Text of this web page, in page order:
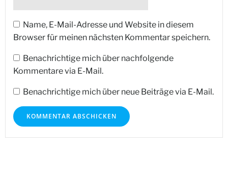
Name, E-Mail-Adresse und Website in diesem
Browser für meinen nächsten Kommentar speichern.
Benachrichtige mich über nachfolgende
Kommentare via E-Mail.
Benachrichtige mich über neue Beiträge via E-Mail.